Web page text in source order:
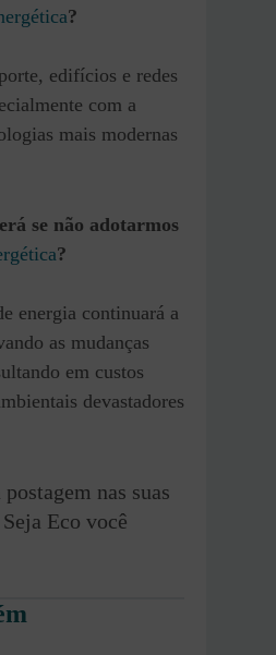
?
edifícios e redes
com a
mais modernas
se não adotarmos
?
energia continuará a
as mudanças
em custos
devastadores
nas suas
Eco você